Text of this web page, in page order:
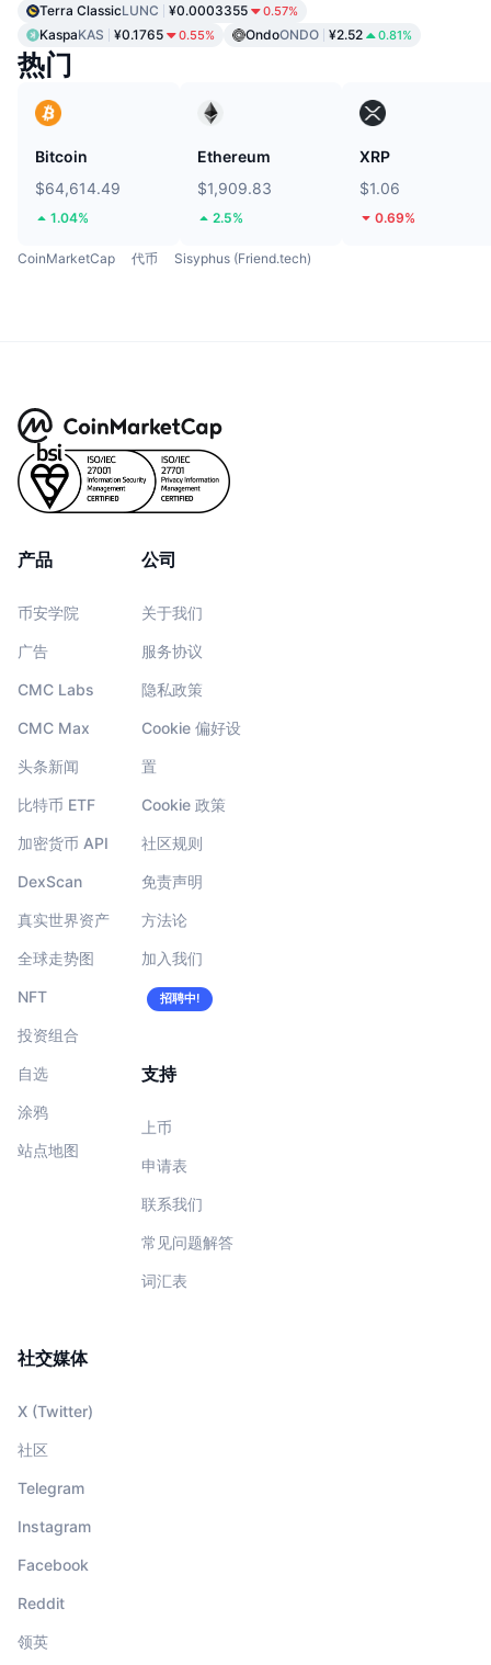
Terra ClassicLUNC ¥0.0003355 0.57%
KaspaKAS ¥0.1765 0.55% OndoONDO ¥2.52 0.81%
热门
Bitcoin
$64,614.49
1.04%
Ethereum
$1,909.83
2.5%
XRP
$1.06
0.69%
CoinMarketCap 代币 Sisyphus (Friend.tech)
产品
币安学院
广告
CMC Labs
CMC Max
头条新闻
比特币 ETF
加密货币 API
DexScan
真实世界资产
全球走势图
NFT
投资组合
自选
涂鸦
站点地图
公司
关于我们
服务协议
隐私政策
Cookie 偏好设
置
Cookie 政策
社区规则
免责声明
方法论
加入我们
招聘中!
支持
上币
申请表
联系我们
常见问题解答
词汇表
社交媒体
X (Twitter)
社区
Telegram
Instagram
Facebook
Reddit
领英